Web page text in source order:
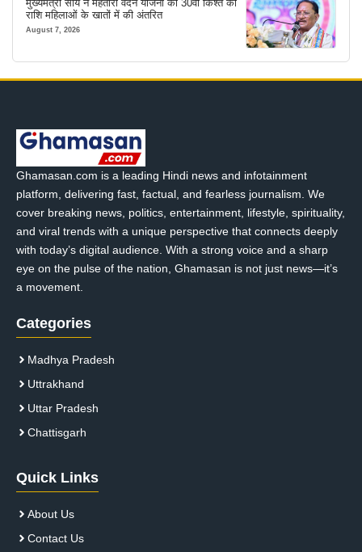
मुख्यमंत्री साय ने महतारी वंदन योजना की 30वीं किश्त की
राशि महिलाओं के खातों में की अंतरित
August 7, 2026
Ghamasan.com is a leading Hindi news and infotainment
platform, delivering fast, factual, and fearless journalism. We
cover breaking news, politics, entertainment, lifestyle, spirituality,
and viral trends with a unique perspective that connects deeply
with today’s digital audience. With a strong voice and a sharp
eye on the pulse of the nation, Ghamasan is not just news—it’s
a movement.
Categories
Madhya Pradesh
Uttrakhand
Uttar Pradesh
Chattisgarh
Quick Links
About Us
Contact Us